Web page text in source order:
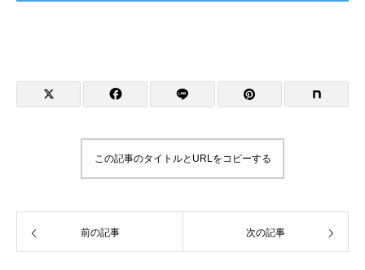
この記事のタイトルとURLをコピーする
前の記事 次の記事